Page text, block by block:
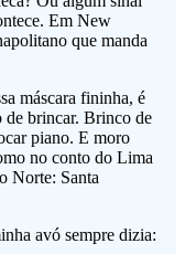
Em New
que manda
máscara fininha, é
de brincar. Brinco de
piano. E moro
no conto do Lima
Norte: Santa
avó sempre dizia: